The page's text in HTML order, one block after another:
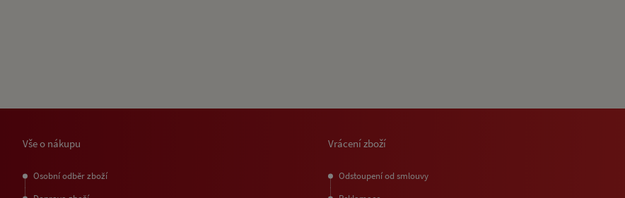
Vše o nákupu
Osobní odběr zboží
Vrácení zboží
Odstoupení od smlouvy